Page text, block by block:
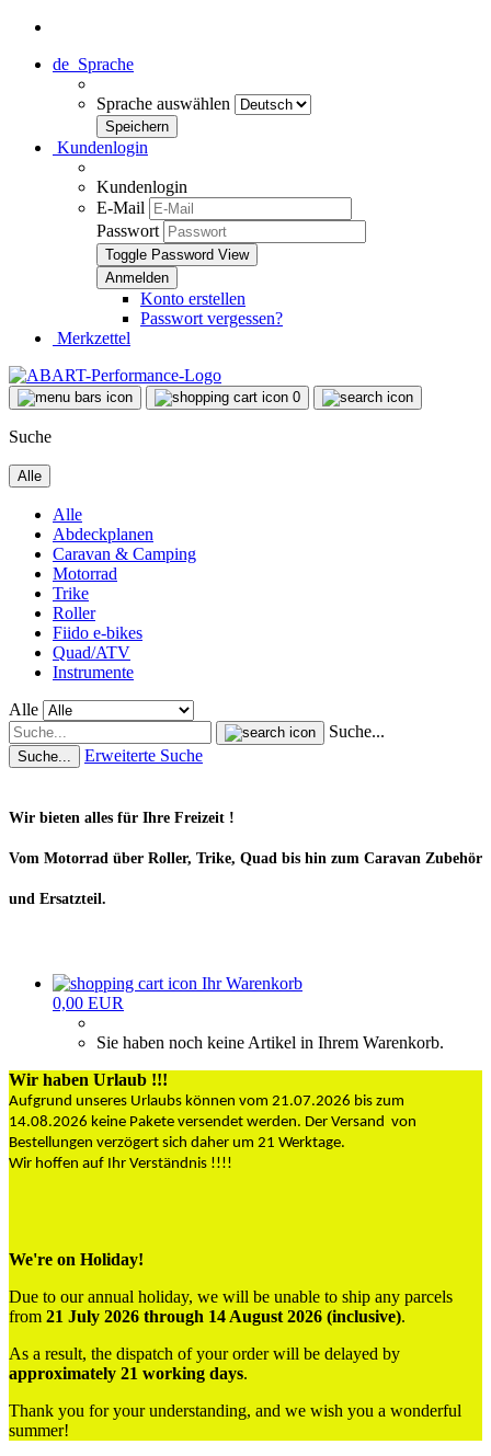
de Sprache
Sprache auswählen
Kundenlogin
Kundenlogin
E-Mail
Passwort
Toggle Password View
Konto erstellen
Passwort vergessen?
Merkzettel
0
Suche
Alle
Alle
Abdeckplanen
Caravan & Camping
Motorrad
Trike
Roller
Fiido e-bikes
Quad/ATV
Instrumente
Alle
Suche...
Suche... Erweiterte Suche
Wir bieten alles für Ihre Freizeit !
Vom Motorrad über Roller, Trike, Quad bis hin zum Caravan Zubehör
und Ersatzteil.
Ihr Warenkorb
0,00 EUR
Sie haben noch keine Artikel in Ihrem Warenkorb.
Wir haben Urlaub !!!
Aufgrund unseres Urlaubs können vom 21.07.2026 bis zum
14.08.2026 keine Pakete versendet werden. Der Versand von
Bestellungen verzögert sich daher um 21 Werktage.
Wir hoffen auf Ihr Verständnis !!!!
We're on Holiday!
Due to our annual holiday, we will be unable to ship any parcels
from 21 July 2026 through 14 August 2026 (inclusive).
As a result, the dispatch of your order will be delayed by
approximately 21 working days.
Thank you for your understanding, and we wish you a wonderful
summer!